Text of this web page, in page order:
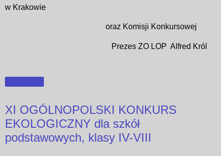
w Krakowie
oraz Komisji Konkursowej
Prezes ZO LOP Alfred Król
XI OGÓLNOPOLSKI KONKURS
EKOLOGICZNY dla szkół
podstawowych, klasy IV-VIII